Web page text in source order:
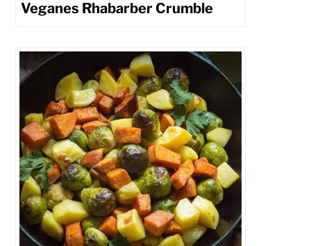
Veganes Rhabarber Crumble